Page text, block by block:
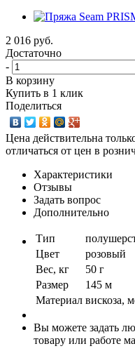
2 016 руб.
Достаточно
-
В корзину
Купить в 1 клик
Поделиться
Цена действительна
отличаться от цен в
Характеристики
Отзывы
Задать вопрос
Дополнительно
Тип
Цвет
розовый
Вес, кг
50 г
Размер
145 м
Материал вискоза,
Вы можете задать
товару или работе